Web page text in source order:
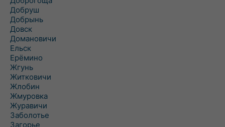
Добруш
Добрынь
Довск
Домановичи
Ельск
Ерёмино
Жгунь
Житковичи
Жлобин
Жмуровка
Журавичи
Заболотье
Загорье